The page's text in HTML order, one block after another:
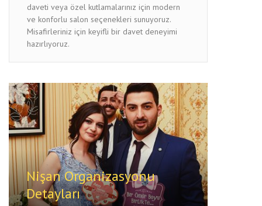
daveti veya özel kutlamalarınız için modern
ve konforlu salon seçenekleri sunuyoruz.
Misafirleriniz için keyifli bir davet deneyimi
hazırlıyoruz.
Nişan Organizasyonu
Detayları